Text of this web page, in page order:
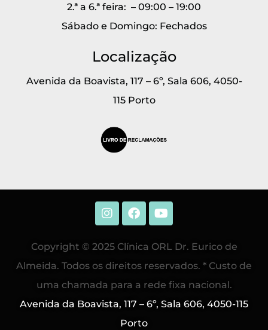
2.ª a 6.ª feira: – 09:00 – 19:00
Sábado e Domingo: Fechados
Localização
Avenida da Boavista, 117 – 6º, Sala 606, 4050-
115 Porto
Copyright © 2025 Clínica ORL Dr. Eurico de
Almeida. Todos os direitos reservados. * Custo de
uma chamada para a rede fixa nacional.
Avenida da Boavista, 117 – 6º, Sala 606, 4050-115
Porto